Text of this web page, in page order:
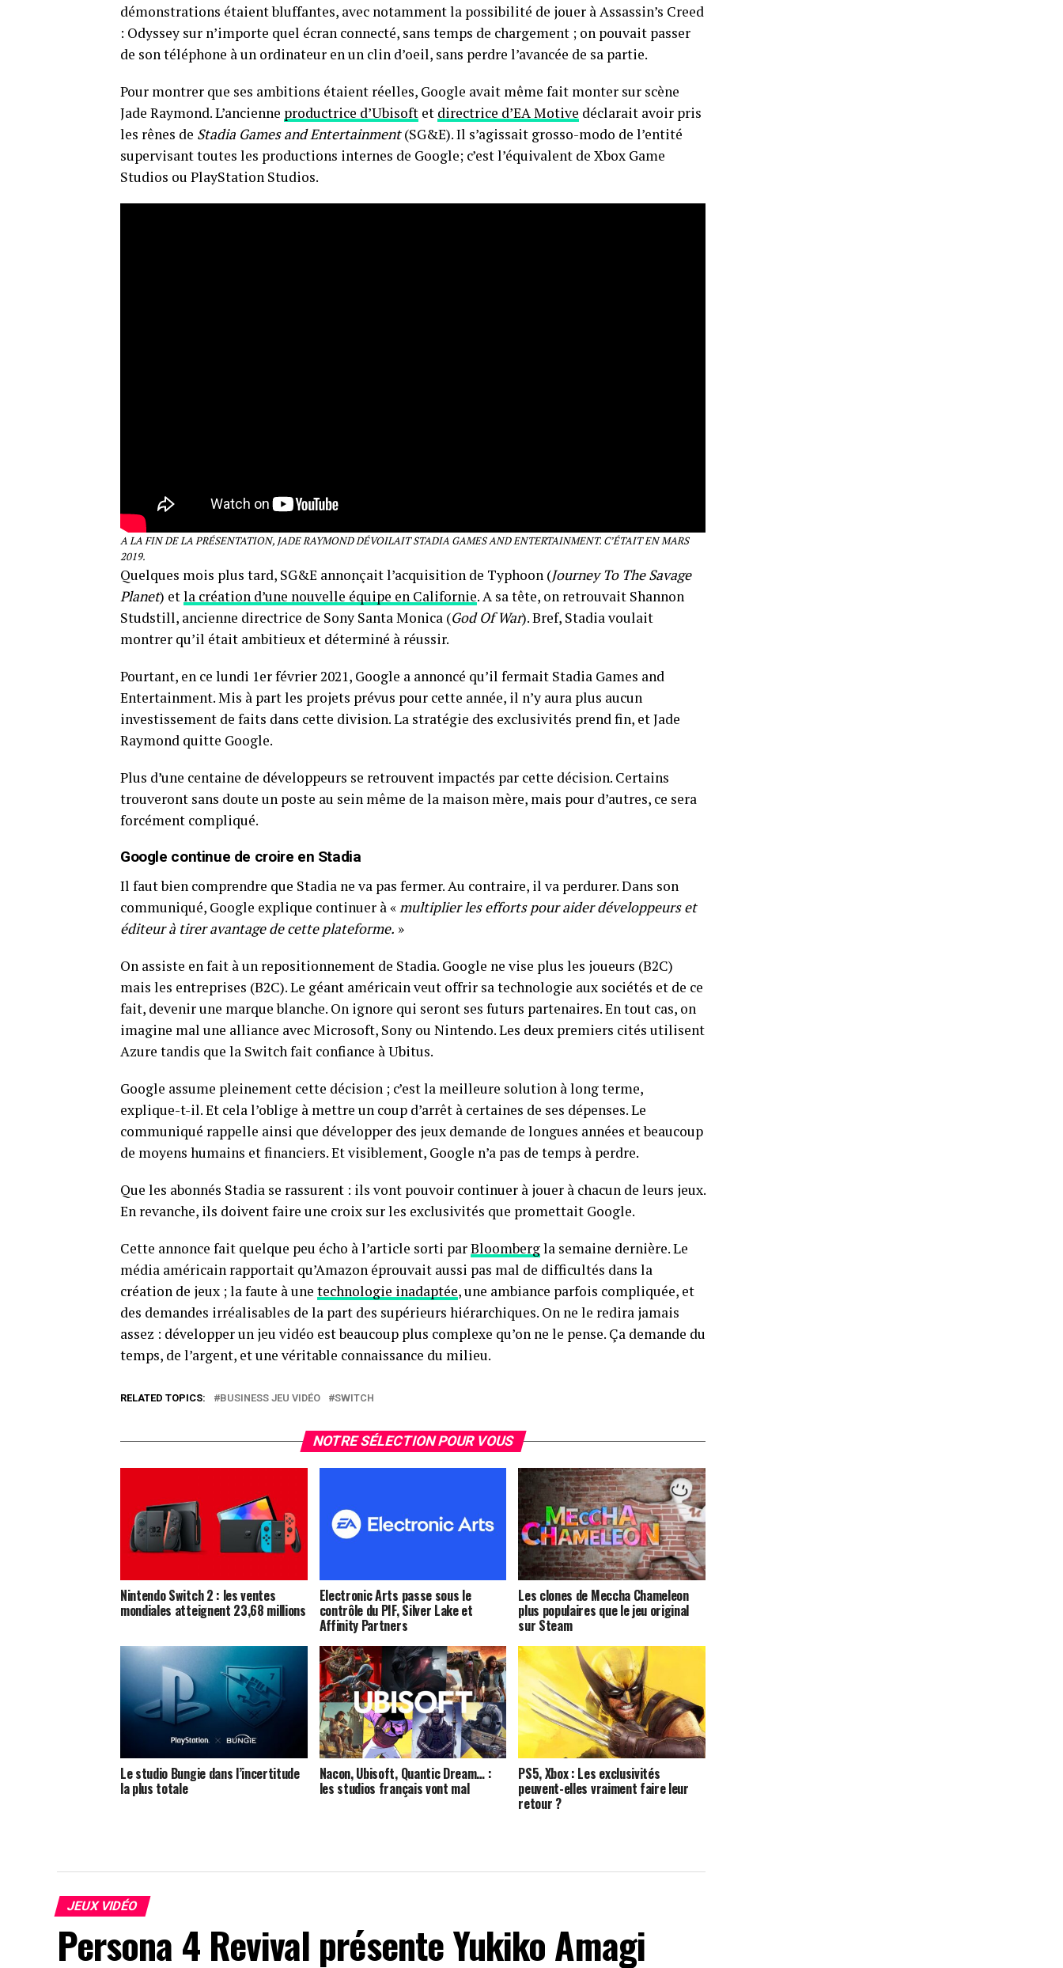
démonstrations étaient bluffantes, avec notamment la possibilité de jouer à Assassin’s Creed
: Odyssey sur n’importe quel écran connecté, sans temps de chargement ; on pouvait passer
de son téléphone à un ordinateur en un clin d’oeil, sans perdre l’avancée de sa partie.
Pour montrer que ses ambitions étaient réelles, Google avait même fait monter sur scène
Jade Raymond. L’ancienne productrice d’Ubisoft et directrice d’EA Motive déclarait avoir pris
les rênes de Stadia Games and Entertainment(SG&E). Il s’agissait grosso-modo de l’entité
supervisant toutes les productions internes de Google; c’est l’équivalent de Xbox Game
Studios ou PlayStation Studios.
A LA FIN DE LA PRÉSENTATION, JADE RAYMOND DÉVOILAIT STADIA GAMES AND ENTERTAINMENT. C’ÉTAIT EN MARS
2019.
Quelques mois plus tard, SG&E annonçait l’acquisition de Typhoon (Journey To The Savage
Planet) etla création d’une nouvelle équipe en Californie. A sa tête, on retrouvait Shannon
Studstill, ancienne directrice de Sony Santa Monica (God Of War). Bref, Stadia voulait
montrer qu’il était ambitieux et déterminé à réussir.
Pourtant, en ce lundi 1er février 2021, Google a annoncé qu’il fermait Stadia Games and
Entertainment. Mis à part les projets prévus pour cette année, il n’y aura plus aucun
investissement de faits dans cette division. La stratégie des exclusivités prend fin, et Jade
Raymond quitte Google.
Plus d’une centaine de développeurs se retrouvent impactés par cette décision. Certains
trouveront sans doute un poste au sein même de la maison mère, mais pour d’autres, ce sera
forcément compliqué.
Google continue de croire en Stadia
Il faut bien comprendre que Stadia ne va pas fermer. Au contraire, il va perdurer. Dans son
communiqué, Google explique continuer à «multiplier les efforts pour aider développeurs et
éditeur à tirer avantage de cette plateforme. »
On assiste en fait à un repositionnement de Stadia. Google ne vise plus les joueurs (B2C)
mais les entreprises (B2C). Le géant américain veut offrir sa technologie aux sociétés et de ce
fait, devenir une marque blanche. On ignore qui seront ses futurs partenaires. En tout cas, on
imagine mal une alliance avec Microsoft, Sony ou Nintendo. Les deux premiers cités utilisent
Azure tandis que la Switch fait confiance à Ubitus.
Google assume pleinement cette décision ; c’est la meilleure solution à long terme,
explique-t-il. Et cela l’oblige à mettre un coup d’arrêt à certaines de ses dépenses. Le
communiqué rappelle ainsi que développer des jeux demande de longues années et beaucoup
de moyens humains et financiers. Et visiblement, Google n’a pas de temps à perdre.
Que les abonnés Stadia se rassurent : ils vont pouvoir continuer à jouer à chacun de leurs jeux.
En revanche, ils doivent faire une croix sur les exclusivités que promettait Google.
Cette annonce fait quelque peu écho à l’article sorti parBloombergla semaine dernière. Le
média américain rapportait qu’Amazon éprouvait aussi pas mal de difficultés dans la
création de jeux ; la faute à une technologie inadaptée, une ambiance parfois compliquée, et
des demandes irréalisables de la part des supérieurs hiérarchiques. On ne le redira jamais
assez : développer un jeu vidéo est beaucoup plus complexe qu’on ne le pense. Ça demande du
temps, de l’argent, et une véritable connaissance du milieu.
RELATED TOPICS: BUSINESS JEU VIDÉO SWITCH
NOTRE SÉLECTION POUR VOUS
Nintendo Switch 2 : les ventes
mondiales atteignent 23,68 millions
Electronic Arts passe sous le
contrôle du PIF, Silver Lake et
Affinity Partners
Les clones de Meccha Chameleon
plus populaires que le jeu original
sur Steam
Le studio Bungie dans l’incertitude
la plus totale
Nacon, Ubisoft, Quantic Dream… :
les studios français vont mal
PS5, Xbox : Les exclusivités
peuvent-elles vraiment faire leur
retour ?
JEUX VIDÉO
Persona 4 Revival présente Yukiko Amagi